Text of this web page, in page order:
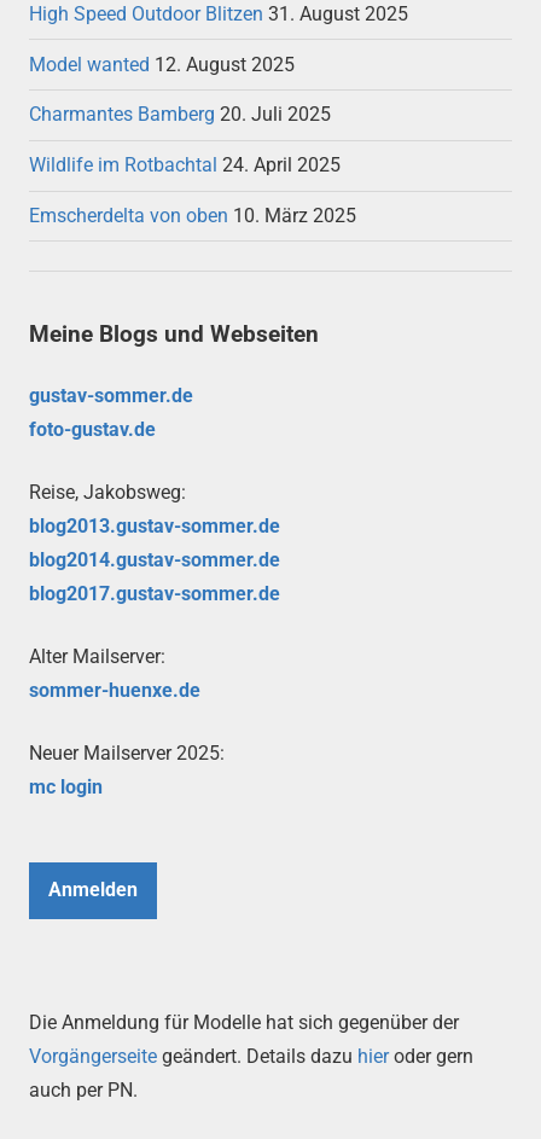
High Speed Outdoor Blitzen 31. August 2025
Model wanted 12. August 2025
Charmantes Bamberg 20. Juli 2025
Wildlife im Rotbachtal 24. April 2025
Emscherdelta von oben 10. März 2025
Meine Blogs und Webseiten
gustav-sommer.de
foto-gustav.de
Reise, Jakobsweg:
blog2013.gustav-sommer.de
blog2014.gustav-sommer.de
blog2017.gustav-sommer.de
Alter Mailserver:
sommer-huenxe.de
Neuer Mailserver 2025:
mc login
Anmelden
Die Anmeldung für Modelle hat sich gegenüber der
Vorgängerseite geändert. Details dazu hieroder gern
auch per PN.